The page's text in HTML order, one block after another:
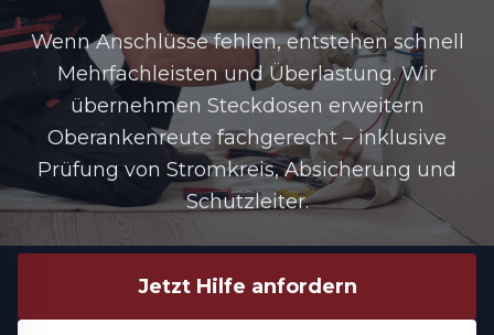
Wenn Anschlüsse fehlen, entstehen schnell
Mehrfachleisten und Überlastung. Wir
übernehmen Steckdosen erweitern
Oberankenreutefachgerecht – inklusive
Prüfung von Stromkreis, Absicherung und
Schutzleiter.
Jetzt Hilfe anfordern